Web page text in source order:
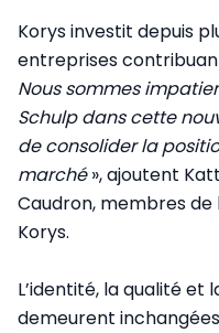
Korys investit depuis
entreprises
Nous sommes
Schulp dans cette
de consolider la
marché», ajoutent
Caudron, membres de
Korys.
L’identité, la qualité et
demeurent